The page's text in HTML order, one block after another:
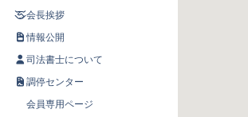
会長挨拶
情報公開
司法書士について
調停センター
会員専用ページ